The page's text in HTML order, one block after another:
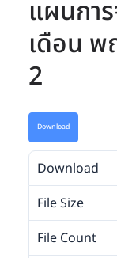
แผนกา
เดือน
2
Download
Download
File Size
File Count